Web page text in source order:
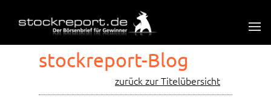
stockreport-Blog
zurück zur Titelübersicht